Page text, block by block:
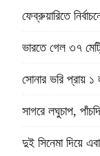
ফেব্রুয়ারিতে
ভারতে গেল ৩৭
সোনার ভরি প্রায় ১
সাগরে লঘুচাপ,
দুই সিনেমা দিয়ে